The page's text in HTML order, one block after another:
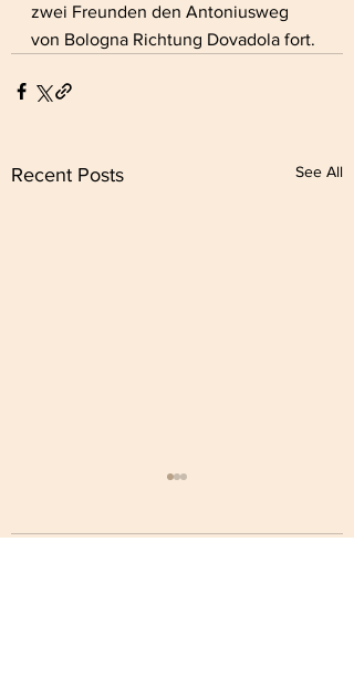
zwei Freunden den Antoniusweg
von Bologna Richtung Dovadola fort.
Recent Posts See All